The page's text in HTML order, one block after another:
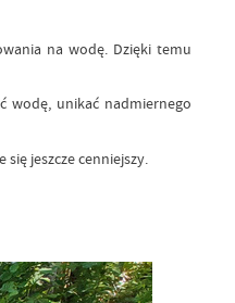
na wodę. Dzięki temu
wodę, unikać nadmiernego
jeszcze cenniejszy.